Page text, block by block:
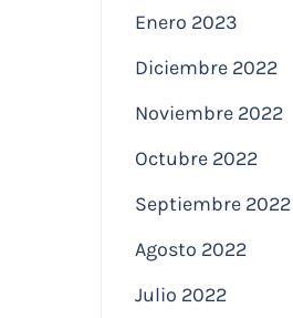
Enero 2023
Diciembre 2022
Noviembre 2022
Octubre 2022
Septiembre 2022
Agosto 2022
Julio 2022